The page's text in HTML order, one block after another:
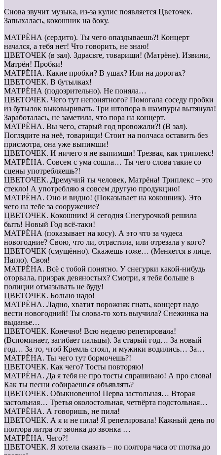
Снова звучит музыка, из-за кулис появляется Цветочек.
Запыхалась, кокошник на боку.
МАТРЁНА (сердито). Ты чего опаздываешь?! Концерт
начался, а тебя нет! Что говорить, не знаю!
ЦВЕТОЧЕК (в зал). Здрасьте, товарищи! (Матрёне). Извини,
Матрён! Пробки!
МАТРЁНА. Какие пробки? В ушах? Или на дорогах?
ЦВЕТОЧЕК. В бутылках!
МАТРЁНА (подозрительно). Не поняла…
ЦВЕТОЧЕК. Чего тут непонятного? Помогала соседу пробки
из бутылок выковыривать. Три штопора в шампуры вытянула!
Заработалась, не заметила, что пора на концерт.
МАТРЁНА. Вы чего, старый год провожали?! (В зал).
Поглядите на неё, товарищи! Стоит на полчаса оставить без
присмотра, она уже выпимши!
ЦВЕТОЧЕК. И ничего я не выпимши! Трезвая, как триплекс!
МАТРЁНА. Совсем с ума сошла… Ты чего слова такие со
сцены употребляешь?!
ЦВЕТОЧЕК. Дремучий ты человек, Матрёна! Триплекс – это
стекло! А употребляю я совсем другую продукцию!
МАТРЁНА. Оно и видно! (Показывает на кокошник). Это
чего на тебе за сооружение?
ЦВЕТОЧЕК. Кокошник! Я сегодня Снегурочкой решила
быть! Новый Год всё-таки!
МАТРЁНА (показывает на косу). А это что за чудеса
новогодние? Свою, что ли, отрастила, или отрезала у кого?
ЦВЕТОЧЕК (смущённо). Скажешь тоже… (Меняется в лице.
Нагло). Своя!
МАТРЁНА. Всё с тобой понятно. У снегурки какой-нибудь
оторвала, призрак девяностых? Смотри, я тебя больше в
полиции отмазывать не буду!
ЦВЕТОЧЕК. Больно надо!
МАТРЁНА. Ладно, хватит порожняк гнать, концерт надо
вести новогодний! Ты слова-то хоть выучила? Снежинка на
выданье…
ЦВЕТОЧЕК. Конечно! Всю неделю репетировала!
(Вспоминает, загибает пальцы). За старый год… За новый
год… За то, чтоб Кремль стоял, и мужики водились… За…
МАТРЁНА. Ты чего тут бормочешь?!
ЦВЕТОЧЕК. Как чего? Тосты повторяю!
МАТРЁНА. Да я тебя не про тосты спрашиваю! А про слова!
Как ты песни собираешься объявлять?
ЦВЕТОЧЕК. Обыкновенно! Перва застольная… Вторая
застольная… Третья околостольная, четвёрта подстольная…
МАТРЁНА. А говоришь, не пила!
ЦВЕТОЧЕК. А я и не пила! Я репетировала! Кажный день по
полтора литра от звонка до звонка …
МАТРЁНА. Чего?!
ЦВЕТОЧЕК. Я хотела сказать – по полтора часа от глотка до